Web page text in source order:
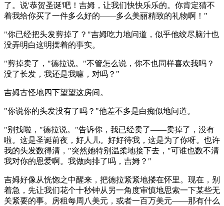
了。说'恭贺圣诞'吧！吉姆，让我们快快乐乐的。你肯定猜不
着我给你买了一件多么好的——多么美丽精致的礼物啊！"
"你已经把头发剪掉了？"吉姆吃力地问道，似乎他绞尽脑汁也
没弄明白这明摆着的事实。
"剪掉卖了，"德拉说。"不管怎么说，你不也同样喜欢我吗？
没了长发，我还是我嘛，对吗？"
吉姆古怪地四下望望这房间。
"你说你的头发没有了吗？"他差不多是白痴似地问道。
"别找啦，"德拉说。"告诉你，我已经卖了——卖掉了，没有
啦。这是圣诞前夜，好人儿。好好待我，这是为了你呀。也许
我的头发数得清，"突然她特别温柔地接下去，"可谁也数不清
我对你的恩爱啊。我做肉排了吗，吉姆？"
吉姆好像从恍惚之中醒来，把德拉紧紧地搂在怀里。现在，别
着急，先让我们花个十秒钟从另一角度审慎地思索一下某些无
关紧要的事。房租每周八美元，或者一百万美元——那有什么